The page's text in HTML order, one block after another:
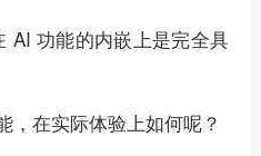
AI 功能的内嵌上是完全具
，在实际体验上如何呢？